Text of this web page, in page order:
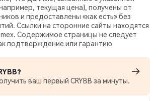
текущая цена), получены от
и предоставлены «как есть» без
Ссылки на сторонние сайты находятся
Содержимое страницы не следует
подтверждение или гарантию
ваш первый CRYBB за минуты.